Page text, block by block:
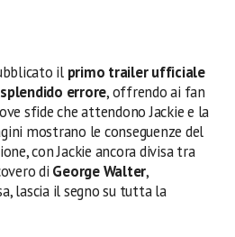
il primo trailer ufficiale
errore, offrendo ai fan
sfide che attendono Jackie e la
mostrano le conseguenze del
con Jackie ancora divisa tra
di George Walter,
lascia il segno su tutta la